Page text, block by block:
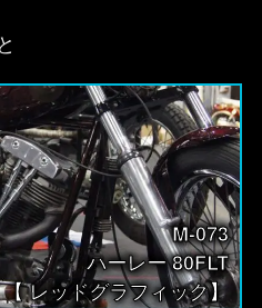
M-073
ハーレー 80FLT
【 レッドグラフィック】